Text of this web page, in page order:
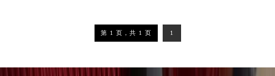
第 1 页，共 1 页 1